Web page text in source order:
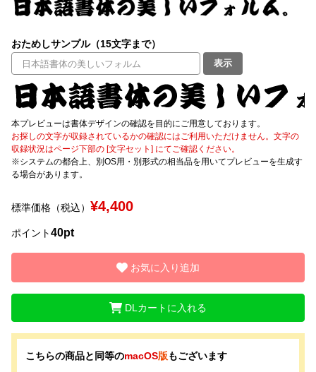
お気に入り
ご利用ガイド
よくあるご質問
お問い合わせ
江戸文字 デザイン毛筆
すべてを表示
太さ・ウェイト
セット or 単体
文字種類
〜
おためしサンプル（15文字まで）
表示
本プレビューは書体デザインの確認を目的にご用意しております。
お探しの文字が収録されているかの確認にはご利用いただけません。文字の
収録状況はページ下部の [文字セット] にてご確認ください。
※システムの都合上、別OS用・別形式の相当品を用いてプレビューを生成す
る場合があります。
標準価格（税込） ¥4,400
ポイント40pt
お気に入り追加
DLカートに入れる
こちらの商品と同等のmacOS版もございます